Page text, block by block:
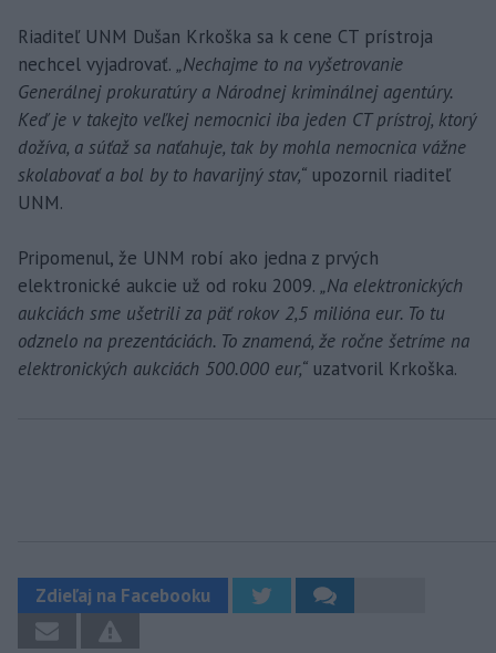
Riaditeľ UNM Dušan Krkoška sa k cene CT prístroja
nechcel vyjadrovať. „Nechajme to na vyšetrovanie
Generálnej prokuratúry a Národnej kriminálnej agentúry.
Keď je v takejto veľkej nemocnici iba jeden CT prístroj, ktorý
dožíva, a súťaž sa naťahuje, tak by mohla nemocnica vážne
skolabovať a bol by to havarijný stav,“ upozornil riaditeľ
UNM.
Pripomenul, že UNM robí ako jedna z prvých
elektronické aukcie už od roku 2009. „Na elektronických
aukciách sme ušetrili za päť rokov 2,5 milióna eur. To tu
odznelo na prezentáciách. To znamená, že ročne šetríme na
elektronických aukciách 500.000 eur,“ uzatvoril Krkoška.
Zdieľaj na Facebooku